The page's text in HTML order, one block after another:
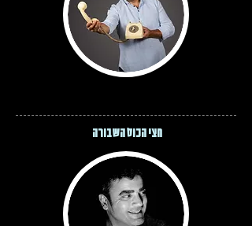
חצי הכוס השבורה